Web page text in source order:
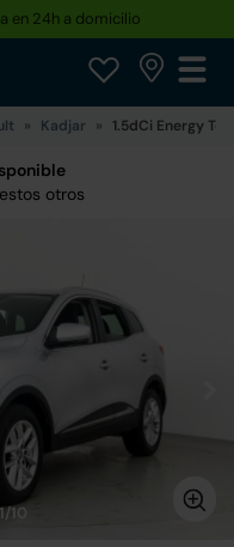
en 24h a domicilio
Kadjar 1.5dCi Energy
otros
10